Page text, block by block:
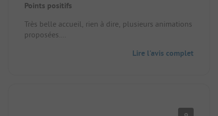
Points positifs
Très belle accueil, rien à dire, plusieurs animations
proposées.
son jus, la cafetière pas top du tout, sinon assez
Lire l'avis complet